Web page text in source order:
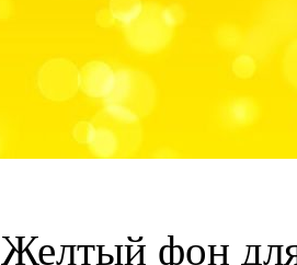
Желтый фон